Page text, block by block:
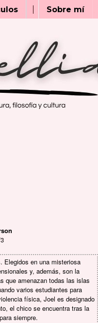
Sobre mí
Elegidos en una misteriosa
y, además, son la
que amenazan todas las islas
varios estudiantes para
física, Joel es designado
el chico se encuentra tras la
siempre.